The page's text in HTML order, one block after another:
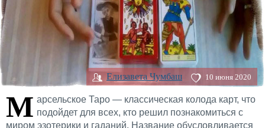
Елизавета Чумбаш 10 июня 2020
М арсельское Таро — классическая колода карт, что
подойдет для всех, кто решил познакомиться с
миром эзотерики и гаданий. Название обусловливается